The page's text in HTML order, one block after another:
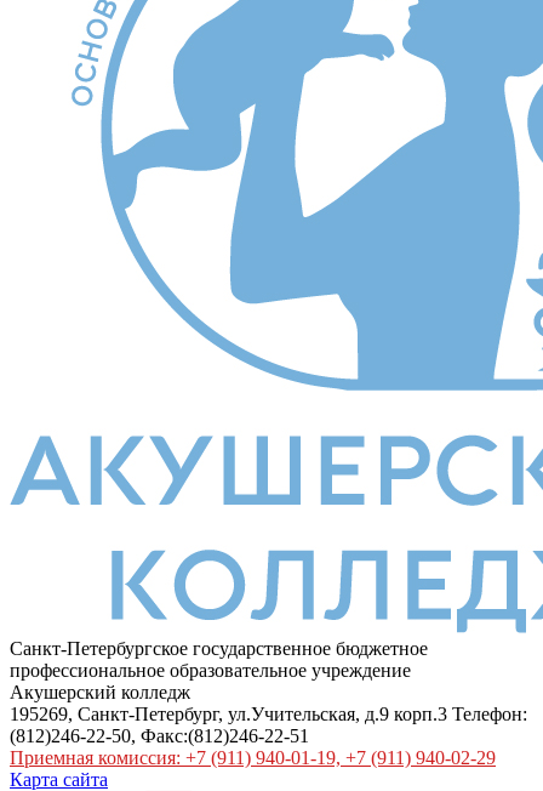
Санкт-Петербургское государственное бюджетное
профессиональное образовательное учреждение
Акушерский колледж
195269, Санкт-Петербург, ул.Учительская, д.9 корп.3 Телефон:
(812)246-22-50, Факс:(812)246-22-51
Приемная комиссия: +7 (911) 940-01-19, +7 (911) 940-02-29
Карта сайта